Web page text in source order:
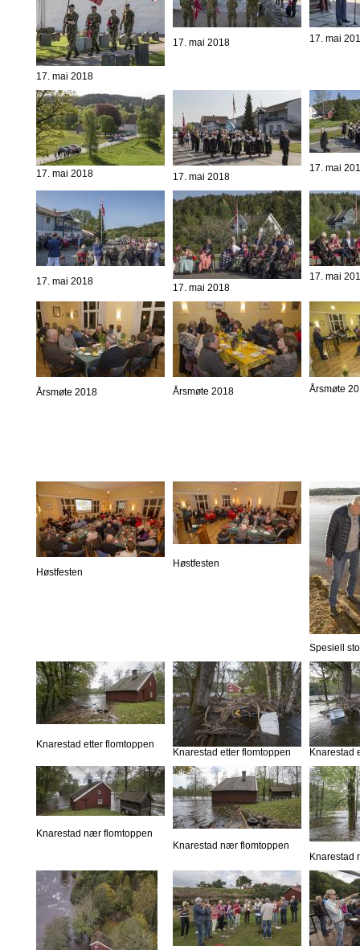
17. mai 2018
17. mai 2018 17. mai
17. mai 2018 17. mai 2018
17. mai
17. mai 2018
17. mai 2018
17. mai
Årsmøte 2018 Årsmøte 2018 Årsmøte
Høstfesten
Høstfesten
Spesiell
Knarestad etter flomtoppen
Knarestad etter flomtoppen Knarestad
Knarestad nær flomtoppen
Knarestad nær flomtoppen
Knarestad